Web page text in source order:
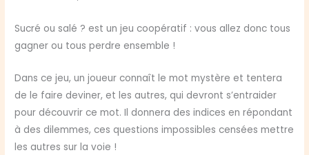
Sucré ou salé ? est un jeu coopératif : vous allez donc tous
gagner ou tous perdre ensemble !
Dans ce jeu, un joueur connaît le mot mystère et tentera
de le faire deviner, et les autres, qui devront s’entraider
pour découvrir ce mot. Il donnera des indices en répondant
à des dilemmes, ces questions impossibles censées mettre
les autres sur la voie !